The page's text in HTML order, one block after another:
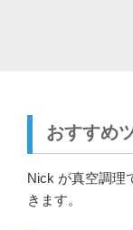
おすすめ
Nick が真空調理
きます。